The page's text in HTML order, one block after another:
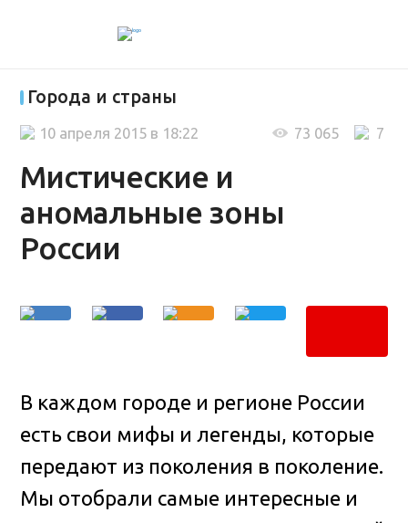
Города и страны
Мистические и
аномальные зоны
России
7
73 065
10 апреля 2015 в 18:22
В каждом городе и регионе России
есть свои мифы и легенды, которые
передают из поколения в поколение.
Мы отобрали самые интересные и